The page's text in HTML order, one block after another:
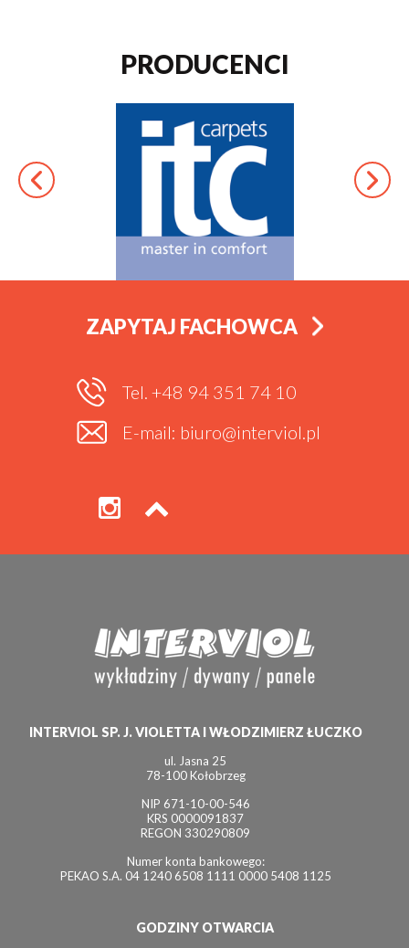
PRODUCENCI
ZAPYTAJ FACHOWCA
Tel. +48 94 351 74 10
E-mail: biuro@interviol.pl
INTERVIOL SP. J. VIOLETTA I WŁODZIMIERZ ŁUCZKO
ul. Jasna 25
78-100 Kołobrzeg
NIP 671-10-00-546
KRS 0000091837
REGON 330290809
Numer konta bankowego:
PEKAO S.A. 04 1240 6508 1111 0000 5408 1125
GODZINY OTWARCIA